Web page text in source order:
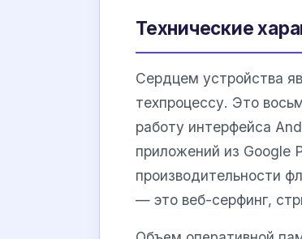
Технические
Сердцем устройства
техпроцессу. Это
работу интерфейса
приложений из Google
производительности
— это веб-серфинг,